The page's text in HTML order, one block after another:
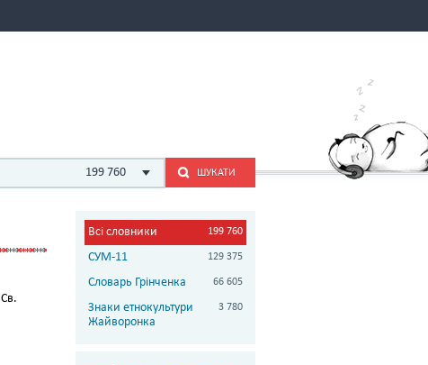
199 760 ШУКАТИ
Св.
Всі словники 199 760
СУМ-11 129 375
Словарь Грінченка 66 605
Знаки етнокультури
Жайворонка
3 780